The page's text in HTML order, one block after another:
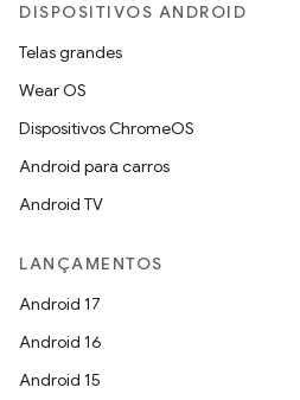
DISPOSITIVOS ANDROID
Telas grandes
Wear OS
Dispositivos ChromeOS
Android para carros
Android TV
LANÇAMENTOS
Android 17
Android 16
Android 15